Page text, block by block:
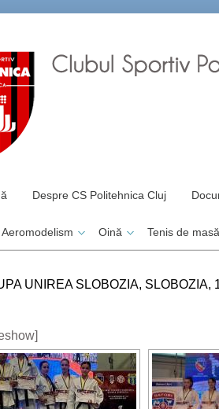
Despre CS Politehnica Cluj
Aeromodelism Oină Tenis de masă
UNIREA SLOBOZIA, SLOBOZIA,